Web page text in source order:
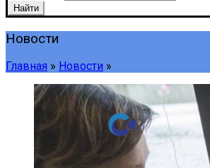
Найти
Новости
Главная » Новости »